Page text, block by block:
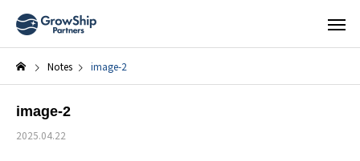
Notes image-2
image-2
2025.04.22